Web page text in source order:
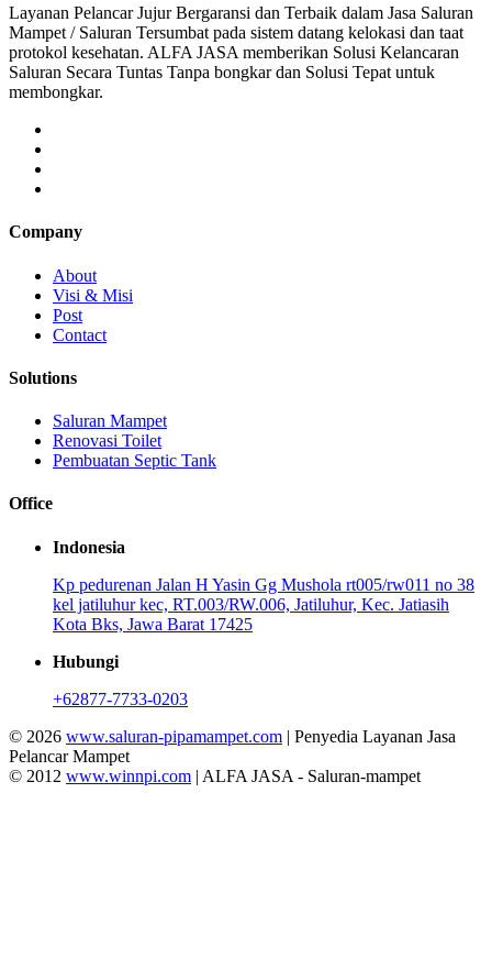
Layanan Pelancar Jujur Bergaransi dan Terbaik dalam Jasa Saluran
Mampet / Saluran Tersumbat pada sistem datang kelokasi dan taat
protokol kesehatan. ALFA JASA memberikan Solusi Kelancaran
Saluran Secara Tuntas Tanpa bongkar dan Solusi Tepat untuk
membongkar.
Company
About
Visi & Misi
Post
Contact
Solutions
Saluran Mampet
Renovasi Toilet
Pembuatan Septic Tank
Office
Indonesia
Kp pedurenan Jalan H Yasin Gg Mushola rt005/rw011 no 38
kel jatiluhur kec, RT.003/RW.006, Jatiluhur, Kec. Jatiasih
Kota Bks, Jawa Barat 17425
Hubungi
+62877-7733-0203
© 2026 www.saluran-pipamampet.com | Penyedia Layanan Jasa
Pelancar Mampet
© 2012 www.winnpi.com | ALFA JASA - Saluran-mampet